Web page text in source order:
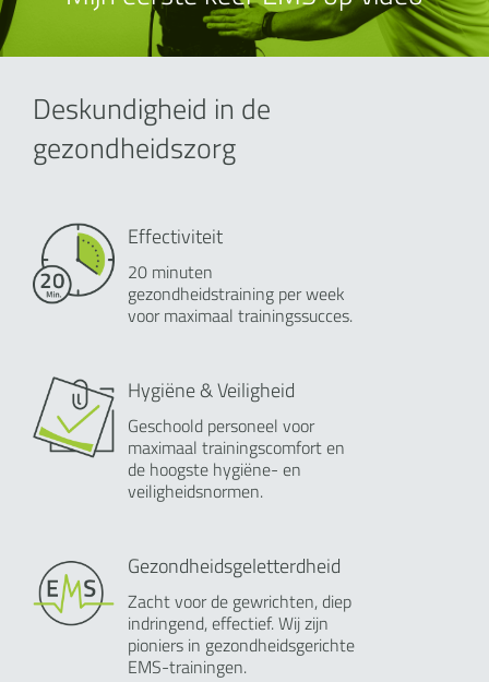
Deskundigheid in de
gezondheidszorg
Effectiviteit
20 minuten
gezondheidstraining per week
voor maximaal trainingssucces.
Hygiëne & Veiligheid
Geschoold personeel voor
maximaal trainingscomfort en
de hoogste hygiëne- en
veiligheidsnormen.
Gezondheidsgeletterdheid
Zacht voor de gewrichten, diep
indringend, effectief. Wij zijn
pioniers in gezondheidsgerichte
EMS-trainingen.